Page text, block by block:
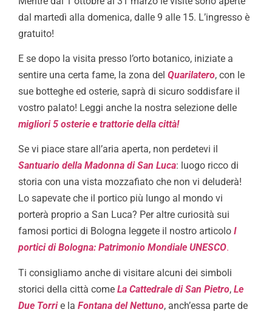
dal martedì alla domenica, dalle 9 alle 15. L’ingresso è
gratuito!
E se dopo la visita presso l’orto botanico, iniziate a
sentire una certa fame, la zona del Quarilatero, con le
sue botteghe ed osterie, saprà di sicuro soddisfare il
vostro palato! Leggi anche la nostra selezione delle
migliori 5 osterie e trattorie della città!
Se vi piace stare all’aria aperta, non perdetevi il
Santuario della Madonna di San Luca: luogo ricco di
storia con una vista mozzafiato che non vi deluderà!
Lo sapevate che il portico più lungo al mondo vi
porterà proprio a San Luca? Per altre curiosità sui
famosi portici di Bologna leggete il nostro articolo I
portici di Bologna: Patrimonio Mondiale UNESCO.
Ti consigliamo anche di visitare alcuni dei simboli
storici della città come La Cattedrale di San Pietro, Le
Due Torrie la Fontana del Nettuno, anch’essa parte de